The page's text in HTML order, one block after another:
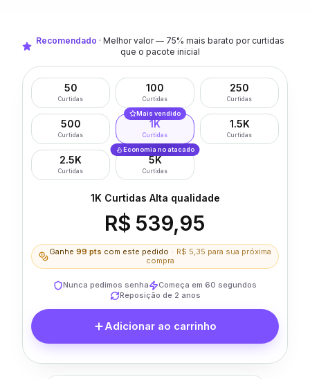
Recomendado · Melhor valor — 75% mais barato por curtidas
que o pacote inicial
50
Curtidas
100
Curtidas
250
Curtidas
500
Curtidas
Mais vendido
1K
Curtidas
1.5K
Curtidas
2.5K
Curtidas
Economia no atacado
5K
Curtidas
1K Curtidas Alta qualidade
R$ 539,95
Ganhe 99 pts com este pedido · R$ 5,35 para sua próxima
compra
Nunca pedimos senha
Começa em 60 segundos
Reposição de 2 anos
Adicionar ao carrinho